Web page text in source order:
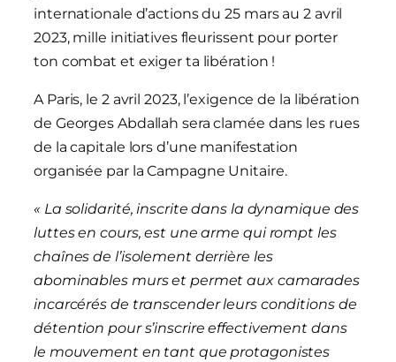
internationale d’actions du 25 mars au 2 avril
2023, mille initiatives fleurissent pour porter
ton combat et exiger ta libération !
A Paris, le 2 avril 2023, l’exigence de la libération
de Georges Abdallah sera clamée dans les rues
de la capitale lors d’une manifestation
organisée par la Campagne Unitaire.
« La solidarité, inscrite dans la dynamique des
luttes en cours, est une arme qui rompt les
chaînes de l’isolement derrière les
abominables murs et permet aux camarades
incarcérés de transcender leurs conditions de
détention pour s’inscrire effectivement dans
le mouvement en tant que protagonistes